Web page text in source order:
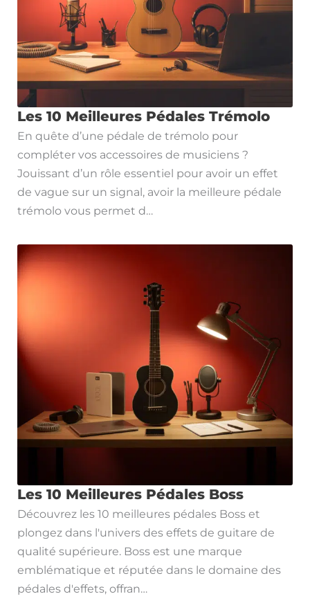
Les 10 Meilleures Pédales Trémolo
En quête d’une pédale de trémolo pour
compléter vos accessoires de musiciens ?
Jouissant d’un rôle essentiel pour avoir un effet
de vague sur un signal, avoir la meilleure pédale
trémolo vous permet d…
Les 10 Meilleures Pédales Boss
Découvrez les 10 meilleures pédales Boss et
plongez dans l'univers des effets de guitare de
qualité supérieure. Boss est une marque
emblématique et réputée dans le domaine des
pédales d'effets, offran…